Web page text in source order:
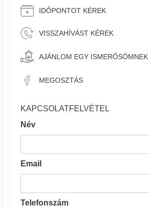
IDŐPONTOT KÉREK
VISSZAHÍVÁST KÉREK
AJÁNLOM EGY ISMERŐSÖMNEK
MEGOSZTÁS
KAPCSOLATFELVÉTEL
Név
Email
Telefonszám